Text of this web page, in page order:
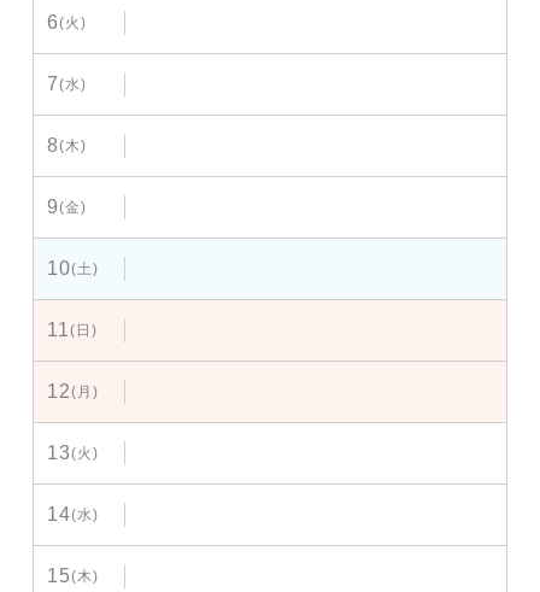
6(火)
7(水)
8(木)
9(金)
10(土)
11(日)
12(月)
13(火)
14(水)
15(木)